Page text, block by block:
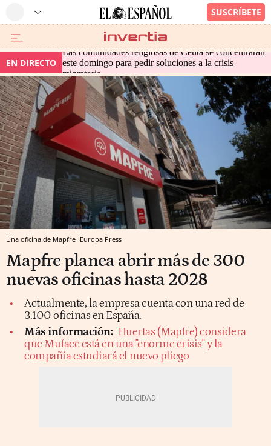
EN DIRECTO
Las comunidades religiosas de Ceuta se concentrarán
este domingo para pedir soluciones a la crisis
migratoria
Una oficina de Mapfre Europa Press
Mapfre planea abrir más de 300
nuevas oficinas hasta 2028
Actualmente, la empresa cuenta con una red de
3.100 oficinas en España.
Más información: Huertas (Mapfre) considera
que Muface está en una "enorme crisis" y la
compañía estudiará el nuevo pliego